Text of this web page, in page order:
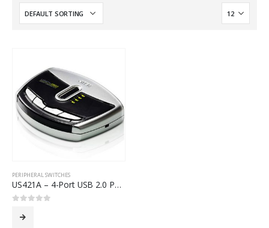
PERIPHERAL SWITCHES
US421A – 4-Port USB 2.0 Peripheral Switch